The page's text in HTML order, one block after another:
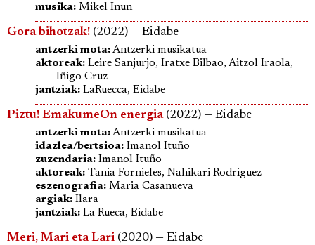
musika: Mikel Inun
Gora bihotzak! (2022) — Eidabe
antzerki mota:Antzerki musikatua
aktoreak: Leire Sanjurjo, Iratxe Bilbao, Aitzol Iraola,
Iñigo Cruz
jantziak: LaRuecca, Eidabe
Piztu! EmakumeOn energia(2022) — Eidabe
antzerki mota:Antzerki musikatua
idazlea/bertsioa: Imanol Ituño
zuzendaria: Imanol Ituño
aktoreak: Tania Fornieles, Nahikari Rodriguez
eszenografia: Maria Casanueva
argiak: Ilara
jantziak: La Rueca, Eidabe
Meri, Mari eta Lari (2020) — Eidabe